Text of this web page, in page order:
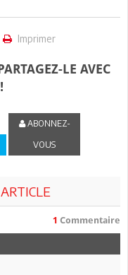
Imprimer
LE AVEC
ABONNEZ-
VOUS
1 Commentaire